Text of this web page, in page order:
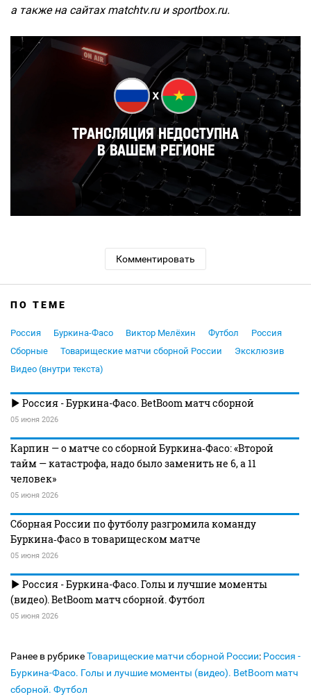
а также на сайтах matchtv.ru и sportbox.ru.
Комментировать
ПО ТЕМЕ
Россия Буркина-Фасо Виктор Мелёхин Футбол
Россия
Сборные
Товарищеские матчи сборной России
Эксклюзив
Видео (внутри текста)
Россия - Буркина-Фасо. BetBoom матч сборной
05 июня 2026
Карпин — о матче со сборной Буркина‑Фасо: «Второй
тайм — катастрофа, надо было заменить не 6, а 11
человек»
05 июня 2026
Сборная России по футболу разгромила команду
Буркина‑Фасо в товарищеском матче
05 июня 2026
Россия - Буркина-Фасо. Голы и лучшие моменты
(видео). BetBoom матч сборной. Футбол
05 июня 2026
Ранее в рубрикеТоварищеские матчи сборной России: Россия -
Буркина-Фасо. Голы и лучшие моменты (видео). BetBoom матч
сборной. Футбол